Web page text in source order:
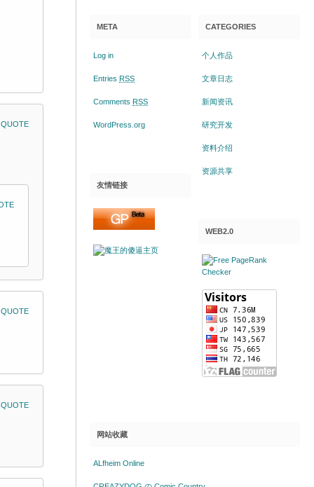
QUOTE
QUOTE
QUOTE
META
Log in
Entries RSS
Comments RSS
WordPress.org
友情链接
CATEGORIES
个人作品
文章日志
新闻资讯
研究开发
资料介绍
资源共享
WEB2.0
网站收藏
ALfheim Online